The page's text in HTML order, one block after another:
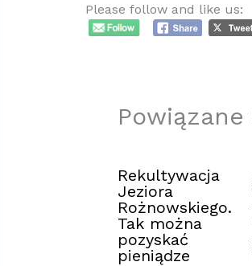
Please follow and like us:
Rekultywacja
Jeziora
Rożnowskiego.
Tak można
pozyskać
pieniądze